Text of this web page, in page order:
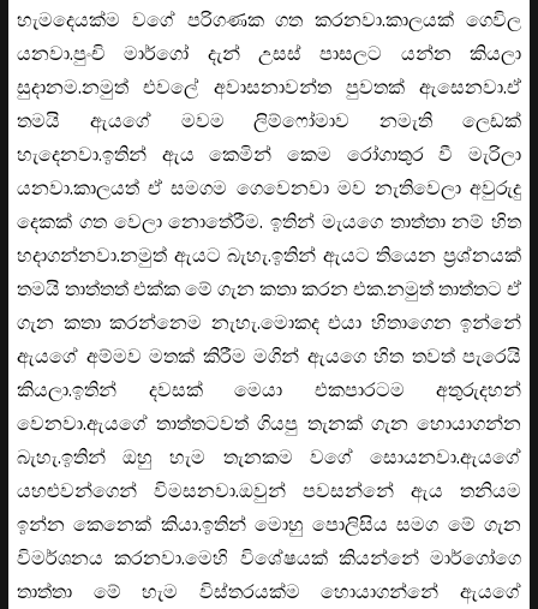
හැමදෙයක්ම වගේ පරිගණක ගත කරනවා.කාලයක් ගෙවිල
යනවා.පුංචි මාර්ගෝ දැන් උසස් පාසලට යන්න කියලා
සුදානම.නමුත් එවලේ අවාසනාවන්ත පුවතක් ඇසෙනවා.ඒ
තමයි ඇයගේ මවම ලිම්ෆෝමාව නමැති ලෙඩක්
හැදෙනවා.ඉතින් ඇය කෙමින් කෙම රෝගාතුර වී මැරිලා
යනවා.කාලයත් ඒ සමගම ගෙවෙනවා මව නැතිවෙලා අවුරුදු
දෙකක් ගත වෙලා නොතේරීම. ඉතින් මැයගෙ තාත්තා නම් හිත
හදාගන්නවා.නමුත් ඇයට බැහැ.ඉතින් ඇයට තියෙන ප්‍රශ්නයක්
තමයි තාත්තත් එක්ක මේ ගැන කතා කරන එක.නමුත් තාත්තට ඒ
ගැන කතා කරන්නෙම නැහැ.මොකද එයා හිතාගෙන ඉන්නේ
ඇයගේ අම්මව මතක් කිරීම මගින් ඇයගෙ හිත තවත් පැරෙයි
කියලා.ඉතින් දවසක් මෙයා එකපාරටම අතුරුදහන්
වෙනවා.ඇයගේ තාත්තටවත් ගියපු තැනක් ගැන හොයාගන්න
බැහැ.ඉතින් ඔහු හැම තැනකම වගේ සොයනවා.ඇයගේ
යහළුවන්ගෙන් විමසනවා.ඔවුන් පවසන්නේ ඇය තනියම
ඉන්න කෙනෙක් කියා.ඉතින් මොහු පොලිසිය සමග මේ ගැන
විමර්ශනය කරනවා.මෙහි විශේෂයක් කියන්නේ මාර්ගෝගෙ
තාත්තා මේ හැම විස්තරයක්ම හොයාගන්නේ ඇයගේ